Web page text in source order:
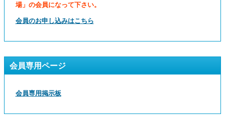
場」の会員になって下さい。
会員のお申し込みはこちら
会員専用ページ
会員専用掲示板